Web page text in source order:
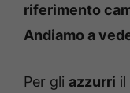
riferimento
Andiamo a
Per gli azzurri il